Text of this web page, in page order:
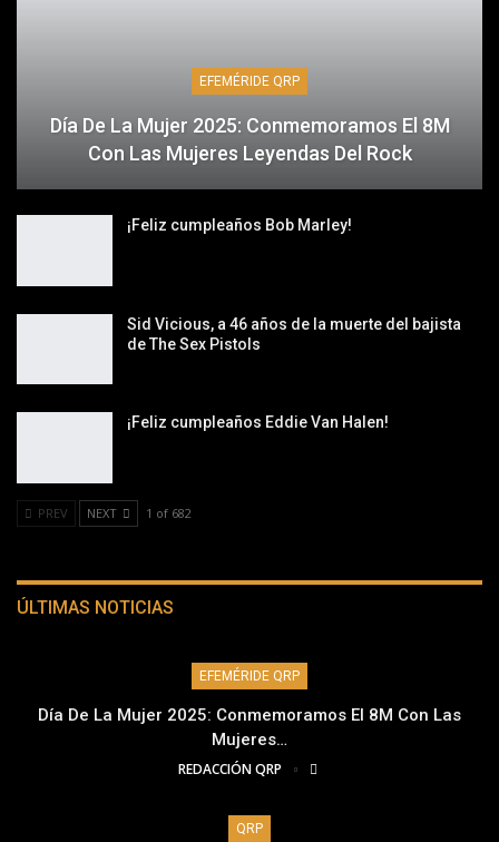
EFEMÉRIDE QRP
Día De La Mujer 2025: Conmemoramos El 8M
Con Las Mujeres Leyendas Del Rock
¡Feliz cumpleaños Bob Marley!
Sid Vicious, a 46 años de la muerte del bajista
de The Sex Pistols
¡Feliz cumpleaños Eddie Van Halen!
PREV NEXT 1 of 682
ÚLTIMAS NOTICIAS
EFEMÉRIDE QRP
Día De La Mujer 2025: Conmemoramos El 8M Con Las
Mujeres…
REDACCIÓN QRP
QRP